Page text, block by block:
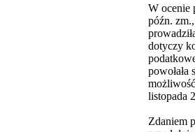
W ocenie
późn.
dotyczy
listopada
Zdaniem